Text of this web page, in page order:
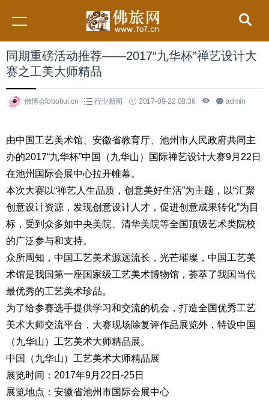
同期重磅活动推荐——2017“九华杯”禅艺设计大
赛之工美大师精品
佛博会fobohui.cn 行业新闻 2017-09-22 08:36 admin
由中国工艺美术馆、安徽省教育厅、池州市人民政府共同主
办的2017“九华杯”中国（九华山）国际禅艺设计大赛9月22日
在池州国际会展中心拉开帷幕。
本次大赛以“禅艺人生品质，创意美好生活”为主题，以“汇聚
创意设计资源，发现创意设计人才，促进创意成果转化”为目
标，受到众多如中央美院、清华美院等全国顶级艺术类院校
的广泛参与和支持。
众所周知，中国工艺美术源远流长，光芒璀璨，中国工艺美
术馆是我国第一座国家级工艺美术博物馆，荟萃了我国当代
最优秀的工艺美术珍品。
为了给参赛选手提供学习和交流的机会，打造全国优秀工艺
美术大师交流平台，大赛现场除复评作品展览外，特设中国
（九华山）工艺美术大师精品展。
中国（九华山）工艺美术大师精品展
展览时间：2017年9月22日-25日
展览地点：安徽省池州市国际会展中心